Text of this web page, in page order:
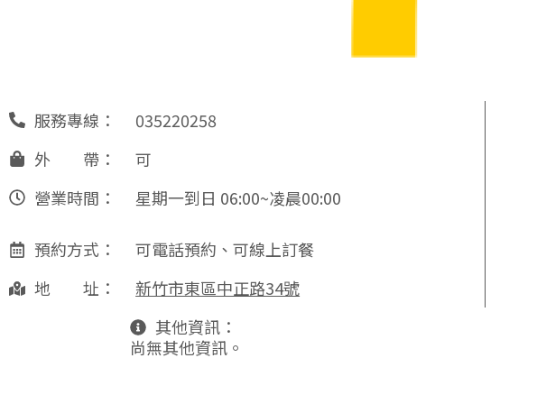
服務專線：
035220258
外 帶：
可
營業時間：
星期一到日 06:00~凌晨00:00
預約方式：
可電話預約、可線上訂餐
地 址：
新竹市東區中正路34號
其他資訊：
尚無其他資訊。